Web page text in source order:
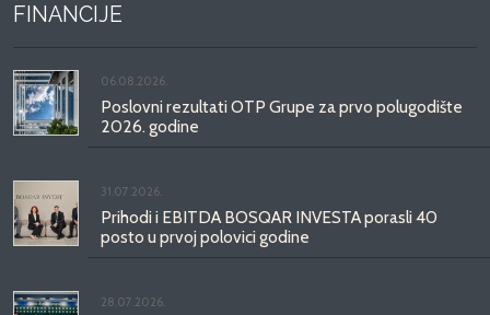
FINANCIJE
06.08.2026.
Poslovni rezultati OTP Grupe za prvo polugodište
2026. godine
31.07.2026.
Prihodi i EBITDA BOSQAR INVESTA porasli 40
posto u prvoj polovici godine
28.07.2026.